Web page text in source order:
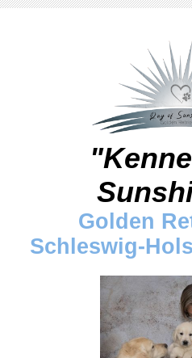
Golden
Schleswig-